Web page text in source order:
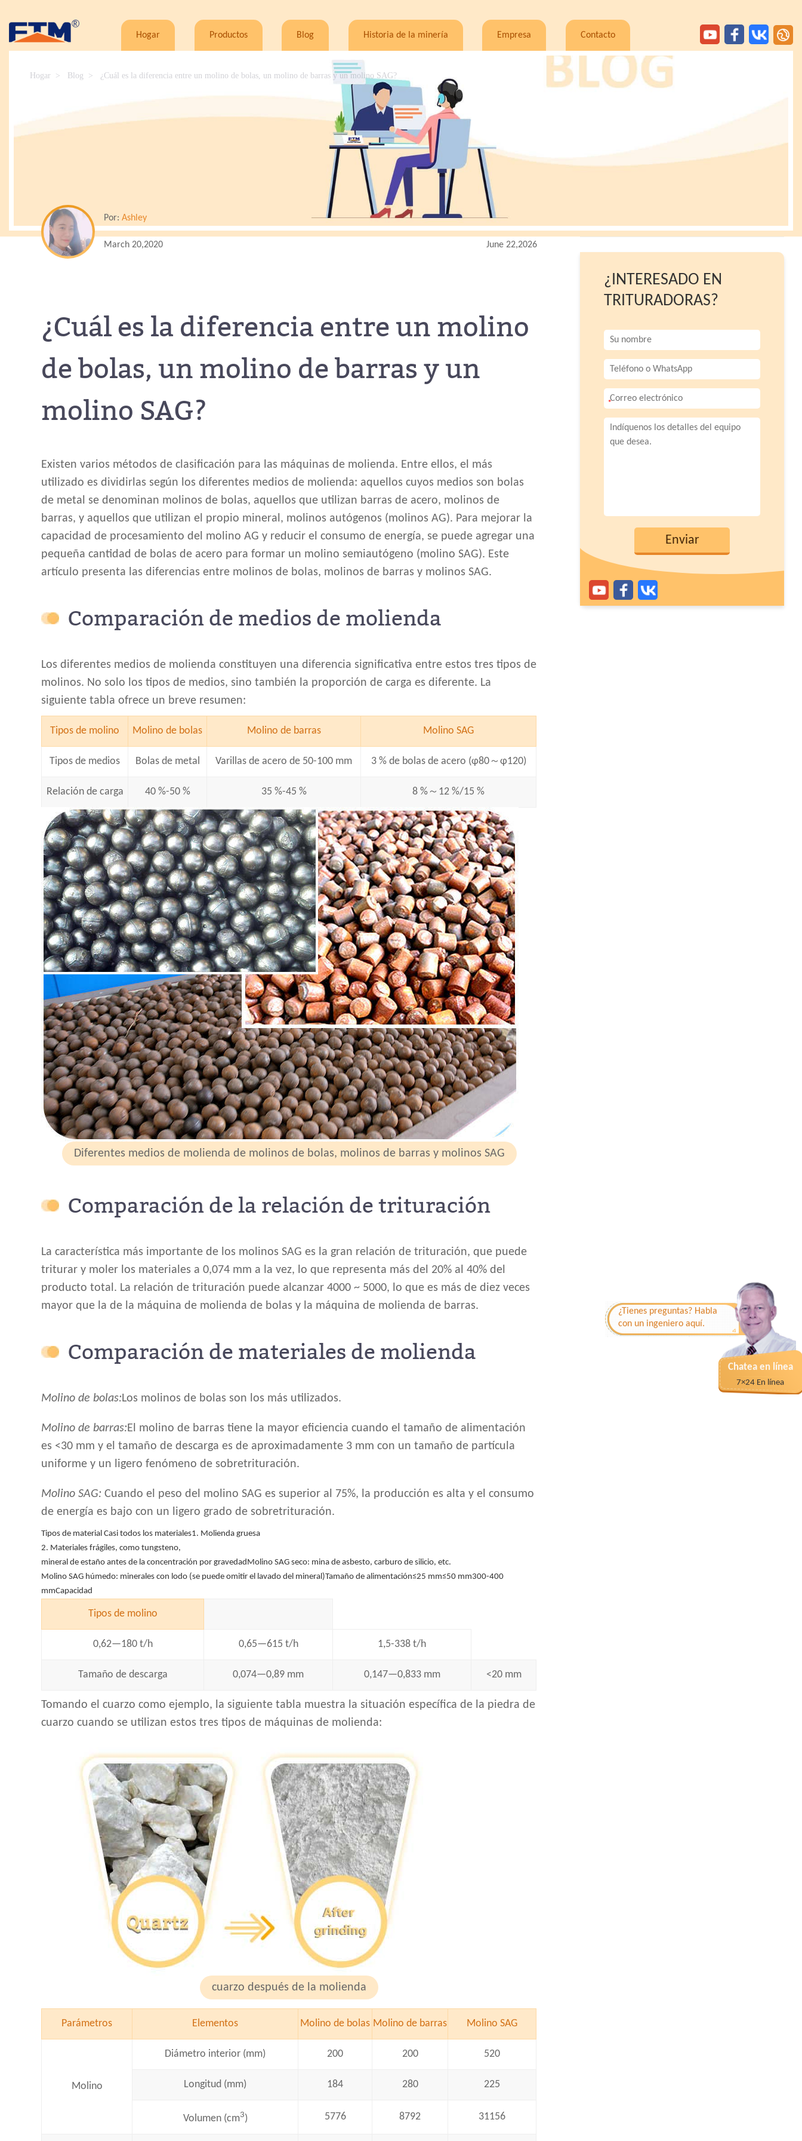
Hogar Productos Blog Historia de la minería Empresa Contacto
Hogar Blog ¿Cuál es la diferencia entre un molino de bolas, un molino de barras y un molino SAG?
Por: Ashley
March 20,2020 June 22,2026
¿Cuál es la diferencia entre un molino
de bolas, un molino de barras y un
molino SAG?
Existen varios métodos de clasificación para las máquinas de molienda. Entre ellos, el más
utilizado es dividirlas según los diferentes medios de molienda: aquellos cuyos medios son bolas
de metal se denominan molinos de bolas, aquellos que utilizan barras de acero, molinos de
barras, y aquellos que utilizan el propio mineral, molinos autógenos (molinos AG). Para mejorar la
capacidad de procesamiento del molino AG y reducir el consumo de energía, se puede agregar una
pequeña cantidad de bolas de acero para formar un molino semiautógeno (molino SAG). Este
artículo presenta las diferencias entre molinos de bolas, molinos de barras y molinos SAG.
Comparación de medios de molienda
Los diferentes medios de molienda constituyen una diferencia significativa entre estos tres tipos de
molinos. No solo los tipos de medios, sino también la proporción de carga es diferente. La
siguiente tabla ofrece un breve resumen:
Tipos de molino Molino de bolas Molino de barras Molino SAG
Tipos de medios Bolas de metal Varillas de acero de 50-100 mm 3 % de bolas de acero (φ80～φ120)
Relación de carga 40 %-50 % 35 %-45 % 8 %～12 %/15 %
Diferentes medios de molienda de molinos de bolas, molinos de barras y molinos SAG
Comparación de la relación de trituración
La característica más importante de los molinos SAG es la gran relación de trituración, que puede
triturar y moler los materiales a 0,074 mm a la vez, lo que representa más del 20% al 40% del
producto total. La relación de trituración puede alcanzar 4000 ~ 5000, lo que es más de diez veces
mayor que la de la máquina de molienda de bolas y la máquina de molienda de barras.
Comparación de materiales de molienda
Molino de bolas:Los molinos de bolas son los más utilizados.
Molino de barras:El molino de barras tiene la mayor eficiencia cuando el tamaño de alimentación
es <30 mm y el tamaño de descarga es de aproximadamente 3 mm con un tamaño de partícula
uniforme y un ligero fenómeno de sobretrituración.
Molino SAG: Cuando el peso del molino SAG es superior al 75%, la producción es alta y el consumo
de energía es bajo con un ligero grado de sobretrituración.
Tipos de material Casi todos los materiales1. Molienda gruesa
2. Materiales frágiles, como tungsteno,
mineral de estaño antes de la concentración por gravedadMolino SAG seco: mina de asbesto, carburo de silicio, etc.
Molino SAG húmedo: minerales con lodo (se puede omitir el lavado del mineral)Tamaño de alimentación≤25 mm≤50 mm300-400
mmCapacidad
Tipos de molino
0,62—180 t/h 0,65—615 t/h 1,5-338 t/h
Tamaño de descarga 0,074—0,89 mm 0,147—0,833 mm <20 mm
Tomando el cuarzo como ejemplo, la siguiente tabla muestra la situación específica de la piedra de
cuarzo cuando se utilizan estos tres tipos de máquinas de molienda:
cuarzo después de la molienda
Parámetros Elementos Molino de bolas Molino de barras Molino SAG
Molino
Diámetro interior (mm) 200 200 520
Longitud (mm) 184 280 225
Volumen (cm3) 5776 8792 31156
¿INTERESADO EN
TRITURADORAS?
Enviar
¿Tienes preguntas? Habla
con un ingeniero aquí.
Chatea en línea
7×24 En línea